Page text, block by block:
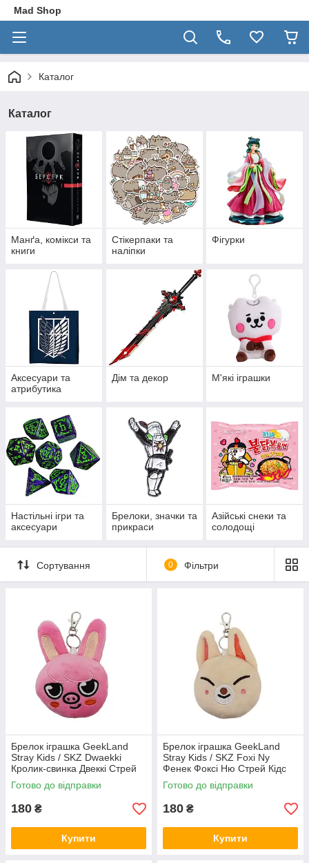
Mad Shop
Каталог
Каталог
Манґа, комікси та
книги
Стікерпаки та
наліпки
Фігурки
Аксесуари та
атрибутика
Дім та декор М'які іграшки
Настільні ігри та
аксесуари
Брелоки, значки та
прикраси
Азійські снеки та
солодощі
Сортування 0 Фільтри
Брелок іграшка GeekLand
Stray Kids / SKZ Dwaekki
Кролик-свинка Двеккі Стрей
Кідс 10 см G SKZ D05
Готово до відправки
180 ₴
Купити
Брелок іграшка GeekLand
Stray Kids / SKZ Foxi Ny
Фенек Фоксі Ню Стрей Кідс
10 см G SKZ FN07
Готово до відправки
180 ₴
Купити